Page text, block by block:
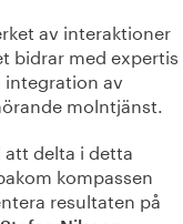
av interaktioner
bidrar med expertis
integration av
molntjänst.
att delta i detta
kompassen
resultaten på